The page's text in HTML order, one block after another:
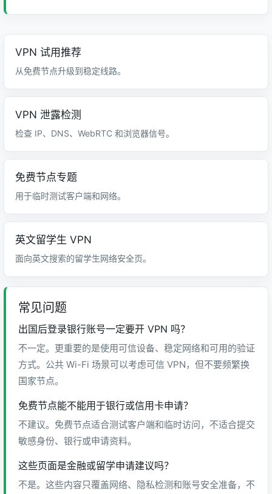
VPN 试用推荐
从免费节点升级到稳定线路。
VPN 泄露检测
检查 IP、DNS、WebRTC 和浏览器信号。
免费节点专题
用于临时测试客户端和网络。
英文留学生 VPN
面向英文搜索的留学生网络安全页。
常见问题
出国后登录银行账号一定要开 VPN 吗？
不一定。更重要的是使用可信设备、稳定网络和可用的验证
方式。公共 Wi-Fi 场景可以考虑可信 VPN，但不要频繁换
国家节点。
免费节点能不能用于银行或信用卡申请？
不建议。免费节点适合测试客户端和临时访问，不适合提交
敏感身份、银行或申请资料。
这些页面是金融或留学申请建议吗？
不是。这些内容只覆盖网络、隐私检测和账号安全准备，不